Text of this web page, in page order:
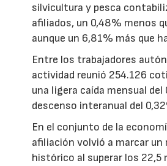
silvicultura y pesca
afiliados, un 0,48% menos
aunque un 6,81% más que
Entre los trabajadores
actividad reunió 254.126
una ligera caída mensual del
descenso interanual del
En el conjunto de la
afiliación volvió a marcar un
histórico al superar los 22,5